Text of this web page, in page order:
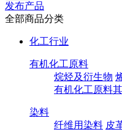
发布产品
全部商品分类
化工行业
有机化工原料
烷烃及衍生物
有机化工原料
染料
纤维用染料 皮